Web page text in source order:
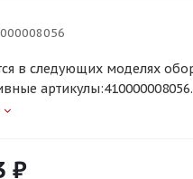
в следующих моделях
₽